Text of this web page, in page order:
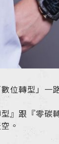
位轉型」一
』跟『零
。